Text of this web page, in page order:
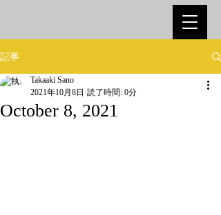
記事
October 8, 2021
Takaaki Sano
2021年10月8日 読了時間: 0分